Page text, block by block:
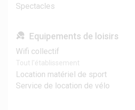
Spectacles
Equipements de loisirs
Wifi collectif
Tout l'établissement
Location matériel de sport
Service de location de vélo